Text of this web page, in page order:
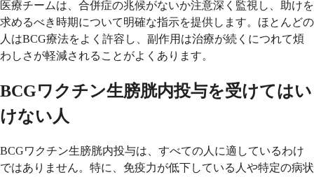
医療チームは、合併症の兆候がないか注意深く監視し、助けを
求めるべき時期について明確な指示を提供します。ほとんどの
人はBCG療法をよく許容し、副作用は治療が続くにつれて煩
わしさが軽減されることがよくあります。
BCGワクチン生膀胱内投与を受けてはい
けない人
BCGワクチン生膀胱内投与は、すべての人に適しているわけ
ではありません。特に、免疫力が低下している人や特定の病状